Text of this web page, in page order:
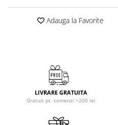
Adauga la Favorite
LIVRARE GRATUITA
Gratuit pt. comenzi >200 lei